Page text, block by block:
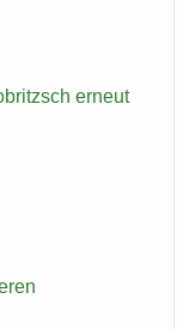
er­neut